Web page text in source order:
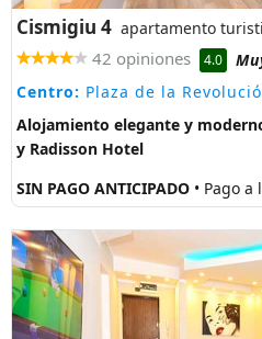
Cismigiu 4 apartamento
42 opiniones 4.0
Centro: Plaza de la
Alojamiento elegante y
y Radisson Hotel
SIN PAGO ANTICIPADO • Pago